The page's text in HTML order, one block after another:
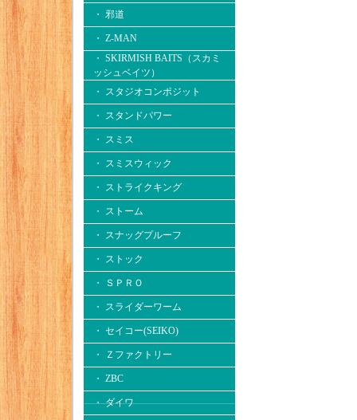
・ 邪道
・ Z-MAN
・ SKIRMISH BAITS（スカミ
ッシュベイツ）
・ スタジオコンポジット
・ スタンドパワー
・ スミス
・ スミスウィック
・ ストライクキング
・ ストーム
・ スナッグプルーフ
・ ストック
・ ＳＰＲＯ
・ スライダーワーム
・ セイコー(SEIKO)
・ Ｚファクトリー
・ ZBC
・ ダイワ